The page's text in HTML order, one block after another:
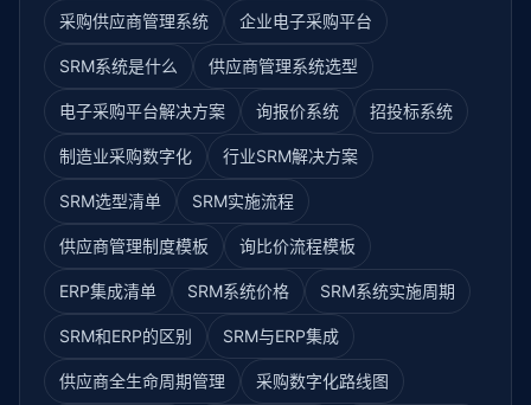
采购供应商管理系统 企业电子采购平台
SRM系统是什么 供应商管理系统选型
电子采购平台解决方案 询报价系统 招投标系统
制造业采购数字化 行业SRM解决方案
SRM选型清单 SRM实施流程
供应商管理制度模板 询比价流程模板
ERP集成清单 SRM系统价格 SRM系统实施周期
SRM和ERP的区别 SRM与ERP集成
供应商全生命周期管理 采购数字化路线图